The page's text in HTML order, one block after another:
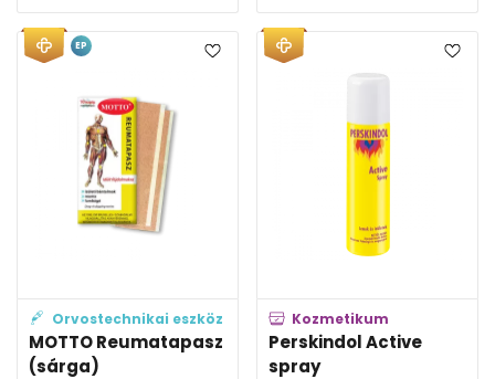
Orvostechnikai eszköz
MOTTO Reumatapasz
(sárga)
EP
Kozmetikum
Perskindol Active
spray